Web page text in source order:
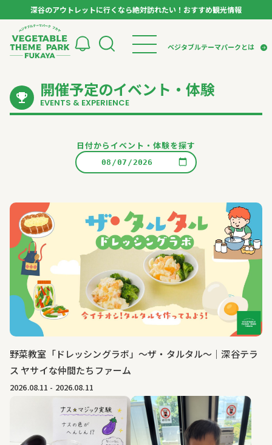
深谷のアウトレットに行くなら絶対訪れたい！おすすめ観光情報
ベジタブルテーマパークとは
トップページ
モデルコース
イベント
ベジタブルテーマパークとは
パートナー企業について
アンバサダー
お役立ち情報
レシピ集
開催予定のイベント・体験
EVENTS & EXPERIENCE
日付からイベント・体験を探す
野菜教室「ドレッシングラボ」～ザ・タルタル～｜深谷テラ
ス ヤサイな仲間たちファーム
2026.08.11 - 2026.08.11